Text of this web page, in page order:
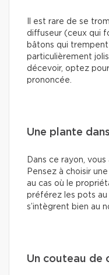
Il est rare de se
diffuseur (ceux qui
bâtons qui
particulièrement
décevoir, optez
prononcée.
Une plante
Dans ce rayon, vous
Pensez à choisir
au cas où le
préférez les pots au
s’intègrent bien au
Un couteau de